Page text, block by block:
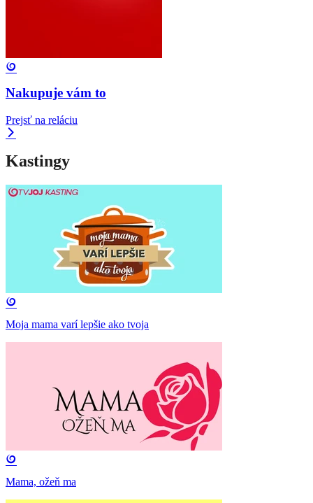
Nakupuje vám to
Prejsť na reláciu
Kastingy
Moja mama varí lepšie ako tvoja
Mama, ožeň ma